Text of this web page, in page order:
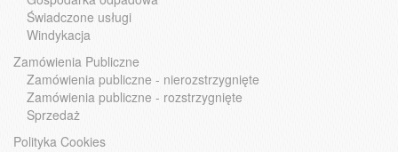
Świadczone usługi
Windykacja
Zamówienia Publiczne
Zamówienia publiczne - nierozstrzygnięte
Zamówienia publiczne - rozstrzygnięte
Sprzedaż
Polityka Cookies